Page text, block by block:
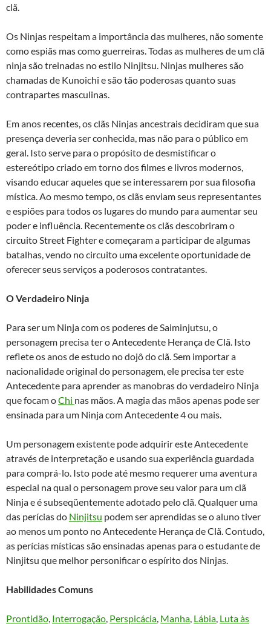
clã.
Os Ninjas respeitam a importância das mulheres, não somente
como espiãs mas como guerreiras. Todas as mulheres de um clã
ninja são treinadas no estilo Ninjitsu. Ninjas mulheres são
chamadas de Kunoichi e são tão poderosas quanto suas
contrapartes masculinas.
Em anos recentes, os clãs Ninjas ancestrais decidiram que sua
presença deveria ser conhecida, mas não para o público em
geral. Isto serve para o propósito de desmistificar o
estereótipo criado em torno dos filmes e livros modernos,
visando educar aqueles que se interessarem por sua filosofia
mística. Ao mesmo tempo, os clãs enviam seus representantes
e espiões para todos os lugares do mundo para aumentar seu
poder e influência. Recentemente os clãs descobriram o
circuito Street Fighter e começaram a participar de algumas
batalhas, vendo no circuito uma excelente oportunidade de
oferecer seus serviços a poderosos contratantes.
O Verdadeiro Ninja
Para ser um Ninja com os poderes de Saiminjutsu, o
personagem precisa ter o Antecedente Herança de Clã. Isto
reflete os anos de estudo no dojô do clã. Sem importar a
nacionalidade original do personagem, ele precisa ter este
Antecedente para aprender as manobras do verdadeiro Ninja
que focam oChi nas mãos. A magia das mãos apenas pode ser
ensinada para um Ninja com Antecedente 4 ou mais.
Um personagem existente pode adquirir este Antecedente
através de interpretação e usando sua experiência guardada
para comprá-lo. Isto pode até mesmo requerer uma aventura
especial na qual o personagem prove seu valor para um clã
Ninja e é subseqüentemente adotado pelo clã. Qualquer uma
das perícias do Ninjitsu podem ser aprendidas se o aluno tiver
ao menos um ponto no Antecedente Herança de Clã. Contudo,
as perícias místicas são ensinadas apenas para o estudante de
Ninjitsu que melhor personificar o espírito dos Ninjas.
Habilidades Comuns
Prontidão Interrogação Perspicácia Manha Lábia Luta às